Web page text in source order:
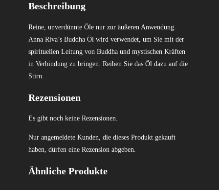
Beschreibung
Reine, unverdünnte Öle nur zur äußeren Anwendung.
Anna Riva’s Buddha Öl wird verwendet, um Sie mit der
spirituellen Leitung von Buddha und mystischen Kräften
in Verbindung zu bringen. Reiben Sie das Öl dazu auf die
Stirn.
Rezensionen
Es gibt noch keine Rezensionen.
Nur angemeldete Kunden, die dieses Produkt gekauft
haben, dürfen eine Rezension abgeben.
Ähnliche Produkte